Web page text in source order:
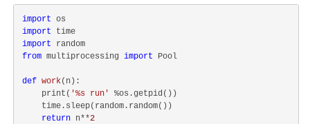
import
import
import
from multiprocessing import Pool
def work( n ):
    print(
'%s run'
%os.getpid())
    time.sleep(random.random())
return n**2